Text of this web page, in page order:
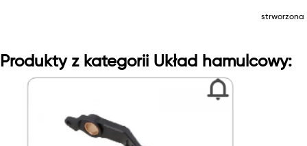
strworzona
Produkty z kategorii Układ hamulcowy: